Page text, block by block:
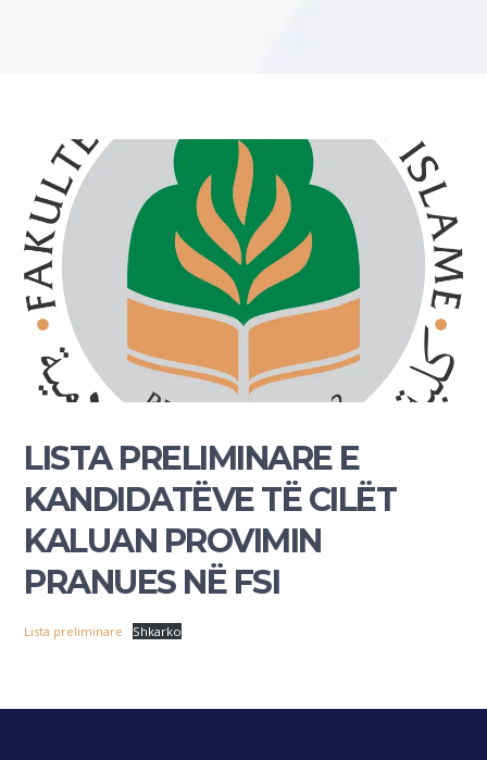
LISTA PRELIMINARE E
KANDIDATËVE TË CILËT
KALUAN PROVIMIN
PRANUES NË FSI
Lista preliminare Shkarko